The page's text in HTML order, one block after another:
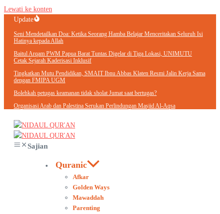
Lewati ke konten
Update
Seni Mendetailkan Doa: Ketika Seorang Hamba Belajar Menceritakan Seluruh Isi
Hatinya kepada Allah
Baitul Arqam PWM Papua Barat Tuntas Digelar di Tiga Lokasi, UNIMUTU
Cetak Sejarah Kaderisasi Inklusif
Tingkatkan Mutu Pendidikan, SMAIT Ibnu Abbas Klaten Resmi Jalin Kerja Sama
dengan FMIPA UGM
Bolehkah petugas keamanan tidak sholat Jumat saat bertugas?
Organisasi Arab dan Palestina Serukan Perlindungan Masjid Al-Aqsa
Sajian
Quranic
Afkar
Golden Ways
Mawaddah
Parenting